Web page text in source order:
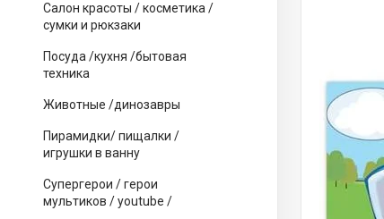
Салон красоты / косметика /
сумки и рюкзаки
Посуда /кухня /бытовая
техника
Животные /динозавры
Пирамидки/ пищалки /
игрушки в ванну
Супергерои / герои
мультиков / youtube /